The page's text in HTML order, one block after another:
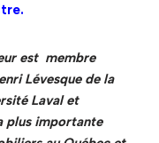
est membre
Lévesque de la
Laval et
plus importante